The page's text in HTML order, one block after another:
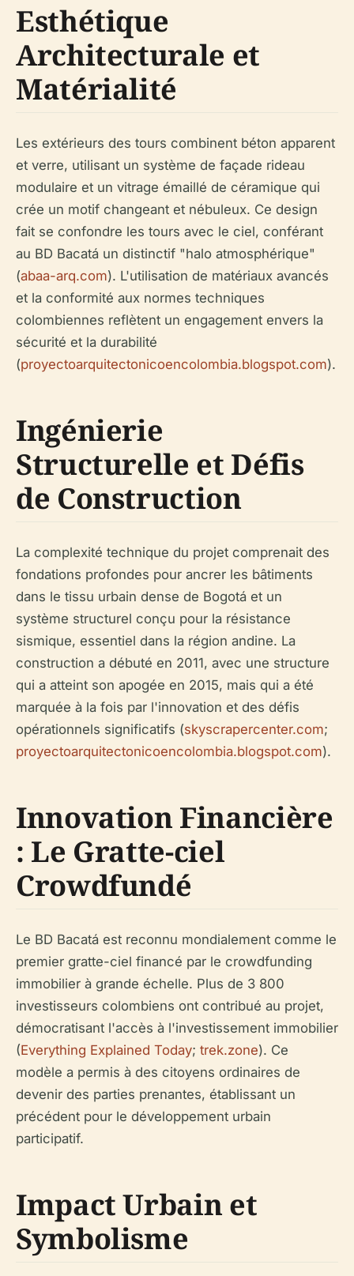
Esthétique
Architecturale et
Matérialité
Les extérieurs des tours combinent béton apparent
et verre, utilisant un système de façade rideau
modulaire et un vitrage émaillé de céramique qui
crée un motif changeant et nébuleux. Ce design
fait se confondre les tours avec le ciel, conférant
au BD Bacatá un distinctif "halo atmosphérique"
(abaa-arq.com). L'utilisation de matériaux avancés
et la conformité aux normes techniques
colombiennes reflètent un engagement envers la
sécurité et la durabilité
(proyectoarquitectonicoencolombia.blogspot.com).
Ingénierie
Structurelle et Défis
de Construction
La complexité technique du projet comprenait des
fondations profondes pour ancrer les bâtiments
dans le tissu urbain dense de Bogotá et un
système structurel conçu pour la résistance
sismique, essentiel dans la région andine. La
construction a débuté en 2011, avec une structure
qui a atteint son apogée en 2015, mais qui a été
marquée à la fois par l'innovation et des défis
opérationnels significatifs (skyscrapercenter.com;
proyectoarquitectonicoencolombia.blogspot.com).
Innovation Financière
: Le Gratte-ciel
Crowdfundé
Le BD Bacatá est reconnu mondialement comme le
premier gratte-ciel financé par le crowdfunding
immobilier à grande échelle. Plus de 3 800
investisseurs colombiens ont contribué au projet,
démocratisant l'accès à l'investissement immobilier
(Everything Explained Today; trek.zone). Ce
modèle a permis à des citoyens ordinaires de
devenir des parties prenantes, établissant un
précédent pour le développement urbain
participatif.
Impact Urbain et
Symbolisme